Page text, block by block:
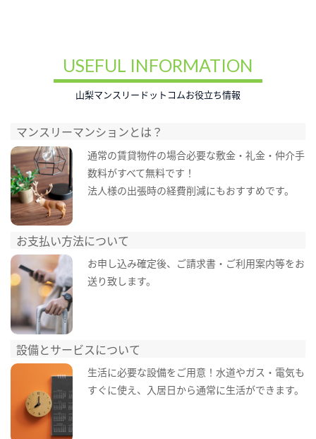
USEFUL INFORMATION
山梨マンスリードットコムお役立ち情報
マンスリーマンションとは？
通常の賃貸物件の場合必要な敷金・礼金・仲介手
数料がすべて無料です！
法人様の出張時の経費削減にもおすすめです。
お支払い方法について
お申し込み確定後、ご請求書・ご利用案内等をお
送り致します。
設備とサービスについて
生活に必要な設備をご用意！水道やガス・電気も
すぐに使え、入居日から通常に生活ができます。